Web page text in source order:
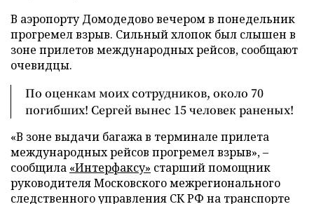
В аэропорту Домодедово вечером в понедельник
прогремел взрыв. Сильный хлопок был слышен в
зоне прилетов международных рейсов, сообщают
очевидцы.
По оценкам моих сотрудников, около 70
погибших! Сергей вынес 15 человек раненых!
«В зоне выдачи багажа в терминале прилета
международных рейсов прогремел взрыв», –
сообщила «Интерфаксу» старший помощник
руководителя Московского межрегионального
следственного управления СК РФ на транспорте